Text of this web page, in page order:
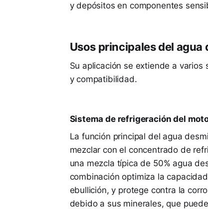
y depósitos en componentes
Usos principales del
Su aplicación se extiende a
y compatibilidad.
Sistema de refrigeración del
La función principal del agua
mezclar con el concentrado de
una mezcla típica de 50% agua
combinación optimiza la
ebullición, y protege contra la
debido a sus minerales, que